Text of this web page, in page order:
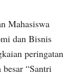
Mahasiswa
dan Bisnis
peringatan
“Santri